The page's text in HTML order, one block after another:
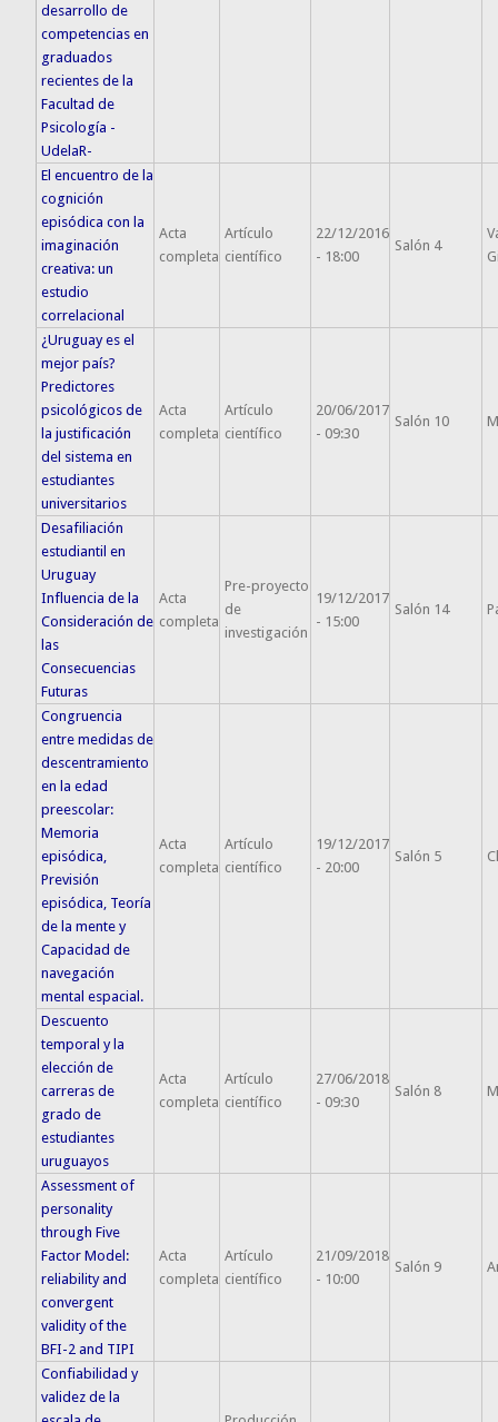
desarrollo de
competencias en
graduados
recientes de la
Facultad de
Psicología -
UdelaR-
El encuentro de la
cognición
episódica con la
imaginación
creativa: un
estudio
correlacional
Acta
completa
Artículo
científico
22/12/2016
- 18:00
Salón 4
¿Uruguay es el
mejor país?
Predictores
psicológicos de
la justificación
del sistema en
estudiantes
universitarios
Acta
completa
Artículo
científico
20/06/2017
- 09:30
Salón 10
Desafiliación
estudiantil en
Uruguay
Influencia de la
Consideración de
las
Consecuencias
Futuras
Acta
completa
Pre-proyecto
de
investigación
19/12/2017
- 15:00
Salón 14
Congruencia
entre medidas de
descentramiento
en la edad
preescolar:
Memoria
episódica,
Previsión
episódica, Teoría
de la mente y
Capacidad de
navegación
mental espacial.
Acta
completa
Artículo
científico
19/12/2017
- 20:00
Salón 5
Descuento
temporal y la
elección de
carreras de
grado de
estudiantes
uruguayos
Acta
completa
Artículo
científico
27/06/2018
- 09:30
Salón 8
Assessment of
personality
through Five
Factor Model:
reliability and
convergent
validity of the
BFI-2 and TIPI
Acta
completa
Artículo
científico
21/09/2018
- 10:00
Salón 9
Confiabilidad y
validez de la